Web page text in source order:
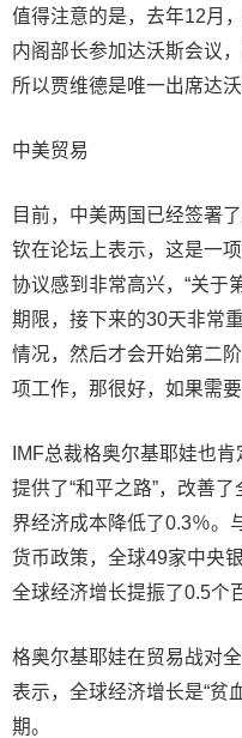
值得注意的是，去年12月
内阁部长参加达沃斯会议
所以贾维德是唯一出席达
中美贸易
目前，中美两国已经签署
钦在论坛上表示，这是一
协议感到非常高兴，“关于
期限，接下来的30天非常
情况，然后才会开始第二
项工作，那很好，如果需
IMF总裁格奥尔基耶娃也
提供了“和平之路”，改善
界经济成本降低了0.3％。
货币政策，全球49家中央
全球经济增长提振了0.5个
格奥尔基耶娃在贸易战对
表示，全球经济增长是“贫
期。